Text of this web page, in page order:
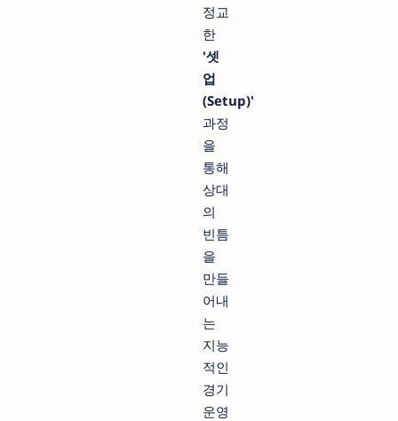
정교
한
'셋
업
(Setup)'
과정
을
통해
상대
의
빈틈
을
만들
어내
는
지능
적인
경기
운영